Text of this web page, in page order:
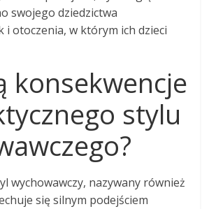
swojego dziedzictwa
otoczenia, w którym ich dzieci
konsekwencje
stylu
wychowawczy, nazywany również
się silnym podejściem